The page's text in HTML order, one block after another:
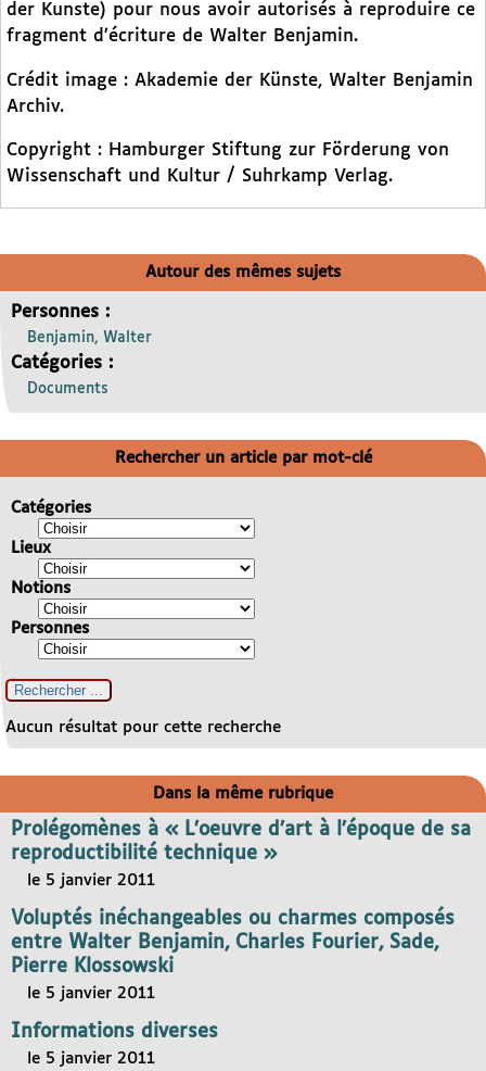
der Kunste) pour nous avoir autorisés à reproduire ce
fragment d’écriture de Walter Benjamin.
Crédit image : Akademie der Künste, Walter Benjamin
Archiv.
Copyright : Hamburger Stiftung zur Förderung von
Wissenschaft und Kultur / Suhrkamp Verlag.
Autour des mêmes sujets
Personnes :
Benjamin, Walter
Catégories :
Documents
Rechercher un article par mot-clé
Catégories
Lieux
Notions
Personnes
Aucun résultat pour cette recherche
Dans la même rubrique
Prolégomènes à « L’oeuvre d’art à l’époque de sa
reproductibilité technique »
le 5 janvier 2011
Voluptés inéchangeables ou charmes composés
entre Walter Benjamin, Charles Fourier, Sade,
Pierre Klossowski
le 5 janvier 2011
Informations diverses
le 5 janvier 2011